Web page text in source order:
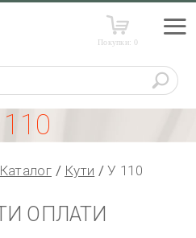
Покупки:0
Каталог Кути У 110
ОПЛАТИ